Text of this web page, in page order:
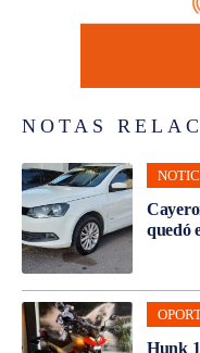
NOTAS
quedó
Hunk